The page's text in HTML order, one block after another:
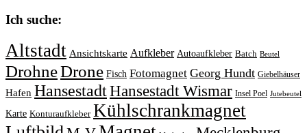
Ich suche:
Altstadt Ansichtskarte Aufkleber Autoaufkleber Batch Beutel
DrohneDrone Fisch Fotomagnet Georg Hundt Giebelhäuser
Hafen HansestadtHansestadt Wismar Insel Poel Jutebeutel
Karte Konturaufkleber Kühlschrankmagnet